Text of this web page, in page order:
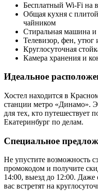
Бесплатный Wi-Fi на
Общая кухня с
чайником
Стиральная машина и
Телевизор, фен, утюг
Круглосуточная
Камера хранения и
Идеальное
Хостел находится в
станции метро «Динамо».
для тех, кто путешествует
Екатеринбург по делам.
Специальное
Не упустите возможность
промокодом и получите
14:00, выезд до 12:00.
вас встретят на